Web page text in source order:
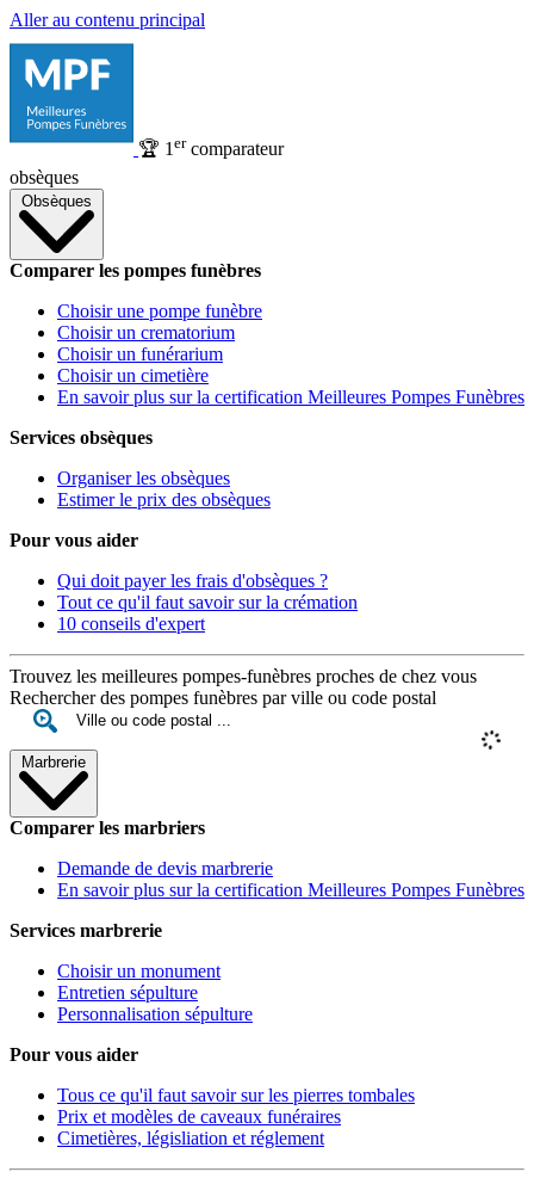
Aller au contenu principal
🏆 1 ercomparateur
obsèques
Obsèques
Comparer les pompes funèbres
Choisir une pompe funèbre
Choisir un crematorium
Choisir un funérarium
Choisir un cimetière
En savoir plus sur la certification Meilleures Pompes Funèbres
Services obsèques
Organiser les obsèques
Estimer le prix des obsèques
Pour vous aider
Qui doit payer les frais d'obsèques ?
Tout ce qu'il faut savoir sur la crémation
10 conseils d'expert
Trouvez les meilleures pompes-funèbres proches de chez vous
Rechercher des pompes funèbres par ville ou code postal
Marbrerie
Comparer les marbriers
Demande de devis marbrerie
En savoir plus sur la certification Meilleures Pompes Funèbres
Services marbrerie
Choisir un monument
Entretien sépulture
Personnalisation sépulture
Pour vous aider
Tous ce qu'il faut savoir sur les pierres tombales
Prix et modèles de caveaux funéraires
Cimetières, législiation et réglement